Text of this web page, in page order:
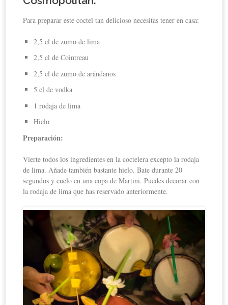
Para preparar este coctel tan delicioso necesitas tener en casa:
2,5 cl de zumo de lima
2,5 cl de Cointreau
2,5 cl de zumo de arándanos
5 cl de vodka
1 rodaja de lima
Hielo
Preparación:
Vierte todos los ingredientes en la coctelera excepto la rodaja
de lima. Añade también bastante hielo. Bate durante 20
segundos y cuelo en una copa de Martini. Puedes decorar con
la rodaja de lima que has reservado anteriormente.